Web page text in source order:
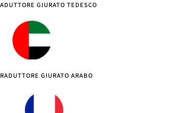
GIURATO TEDESCO
GIURATO ARABO